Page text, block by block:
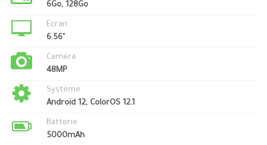
6Go, 128Go
Ecran
6.56"
Caméra
48MP
Système
Android 12, ColorOS 12.1
Batterie
5000mAh